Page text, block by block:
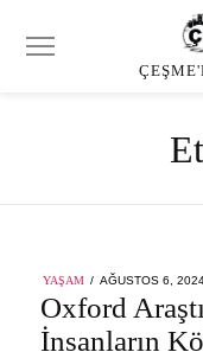
YAŞAM
POSTED
AĞUSTOS 6,
Oxford
İnsanların